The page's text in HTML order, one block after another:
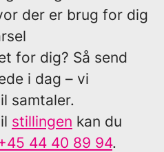
der er brug for dig
for dig? Så send
i dag – vi
samtaler.
stillingen kan du
44 40 89 94.